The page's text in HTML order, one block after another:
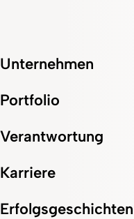
Unternehmen
Portfolio
Verantwortung
Karriere
Erfolgsgeschichten